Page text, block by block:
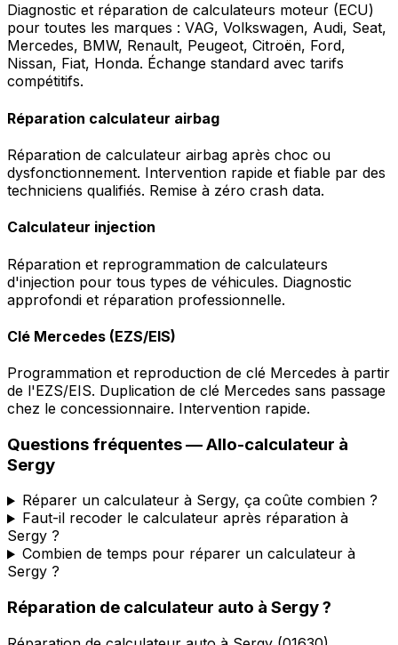
Diagnostic et réparation de calculateurs moteur (ECU)
pour toutes les marques : VAG, Volkswagen, Audi, Seat,
Mercedes, BMW, Renault, Peugeot, Citroën, Ford,
Nissan, Fiat, Honda. Échange standard avec tarifs
compétitifs.
Réparation calculateur airbag
Réparation de calculateur airbag après choc ou
dysfonctionnement. Intervention rapide et fiable par des
techniciens qualifiés. Remise à zéro crash data.
Calculateur injection
Réparation et reprogrammation de calculateurs
d'injection pour tous types de véhicules. Diagnostic
approfondi et réparation professionnelle.
Clé Mercedes (EZS/EIS)
Programmation et reproduction de clé Mercedes à partir
de l'EZS/EIS. Duplication de clé Mercedes sans passage
chez le concessionnaire. Intervention rapide.
Questions fréquentes —Allo-calculateur à
Sergy
Réparer un calculateur à Sergy, ça coûte combien ?
Faut-il recoder le calculateur après réparation à
Sergy ?
Combien de temps pour réparer un calculateur à
Sergy ?
Réparation de calculateur auto à Sergy?